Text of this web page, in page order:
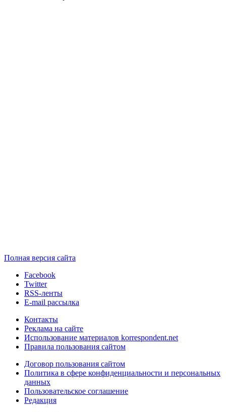
Полная версия сайта
Facebook
Twitter
RSS-ленты
E-mail рассылка
Контакты
Реклама на сайте
Использование материалов korrespondent.net
Правила пользования сайтом
Договор пользования сайтом
Политика в сфере конфиденциальности и персональных
данных
Пользовательское соглашение
Редакция